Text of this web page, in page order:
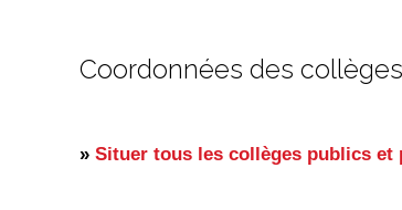
Coordonnées des
» Situer tous les collèges publics et